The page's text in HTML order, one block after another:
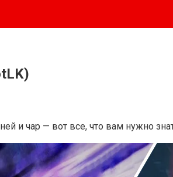
и чар — вот все, что вам нужно